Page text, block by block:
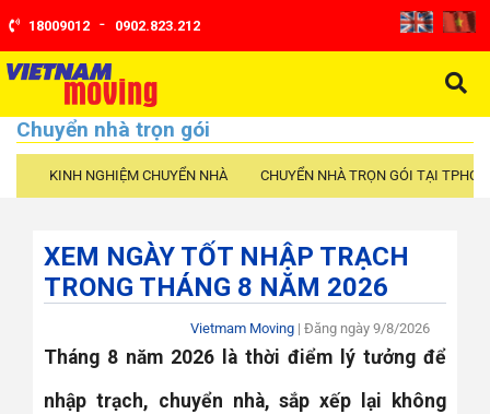
18009012 - 0902.823.212
Chuyển nhà trọn gói
KINH NGHIỆM CHUYỂN NHÀ CHUYỂN NHÀ TRỌN GÓI TẠI TPHCM
XEM NGÀY TỐT NHẬP TRẠCH
TRONG THÁNG 8 NĂM 2026
Vietmam Moving| Đăng ngày 9/8/2026
Tháng 8 năm 2026 là thời điểm lý tưởng để
nhập trạch, chuyển nhà, sắp xếp lại không